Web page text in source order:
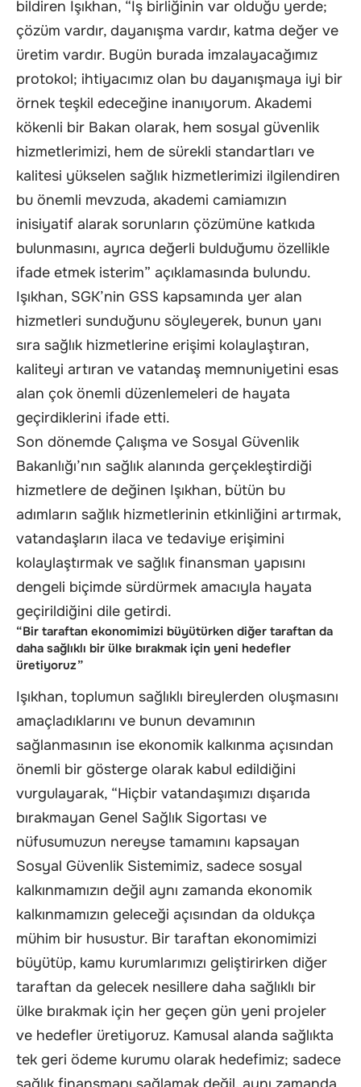
bildiren Işıkhan, “İş birliğinin var olduğu yerde;
çözüm vardır, dayanışma vardır, katma değer ve
üretim vardır. Bugün burada imzalayacağımız
protokol; ihtiyacımız olan bu dayanışmaya iyi bir
örnek teşkil edeceğine inanıyorum. Akademi
kökenli bir Bakan olarak, hem sosyal güvenlik
hizmetlerimizi, hem de sürekli standartları ve
kalitesi yükselen sağlık hizmetlerimizi ilgilendiren
bu önemli mevzuda, akademi camiamızın
inisiyatif alarak sorunların çözümüne katkıda
bulunmasını, ayrıca değerli bulduğumu özellikle
ifade etmek isterim” açıklamasında bulundu.
Işıkhan, SGK’nin GSS kapsamında yer alan
hizmetleri sunduğunu söyleyerek, bunun yanı
sıra sağlık hizmetlerine erişimi kolaylaştıran,
kaliteyi artıran ve vatandaş memnuniyetini esas
alan çok önemli düzenlemeleri de hayata
geçirdiklerini ifade etti.
Son dönemde Çalışma ve Sosyal Güvenlik
Bakanlığı’nın sağlık alanında gerçekleştirdiği
hizmetlere de değinen Işıkhan, bütün bu
adımların sağlık hizmetlerinin etkinliğini artırmak,
vatandaşların ilaca ve tedaviye erişimini
kolaylaştırmak ve sağlık finansman yapısını
dengeli biçimde sürdürmek amacıyla hayata
geçirildiğini dile getirdi.
“Bir taraftan ekonomimizi büyütürken diğer taraftan da
daha sağlıklı bir ülke bırakmak için yeni hedefler
üretiyoruz”
Işıkhan, toplumun sağlıklı bireylerden oluşmasını
amaçladıklarını ve bunun devamının
sağlanmasının ise ekonomik kalkınma açısından
önemli bir gösterge olarak kabul edildiğini
vurgulayarak, “Hiçbir vatandaşımızı dışarıda
bırakmayan Genel Sağlık Sigortası ve
nüfusumuzun nereyse tamamını kapsayan
Sosyal Güvenlik Sistemimiz, sadece sosyal
kalkınmamızın değil aynı zamanda ekonomik
kalkınmamızın geleceği açısından da oldukça
mühim bir husustur. Bir taraftan ekonomimizi
büyütüp, kamu kurumlarımızı geliştirirken diğer
taraftan da gelecek nesillere daha sağlıklı bir
ülke bırakmak için her geçen gün yeni projeler
ve hedefler üretiyoruz. Kamusal alanda sağlıkta
tek geri ödeme kurumu olarak hedefimiz; sadece